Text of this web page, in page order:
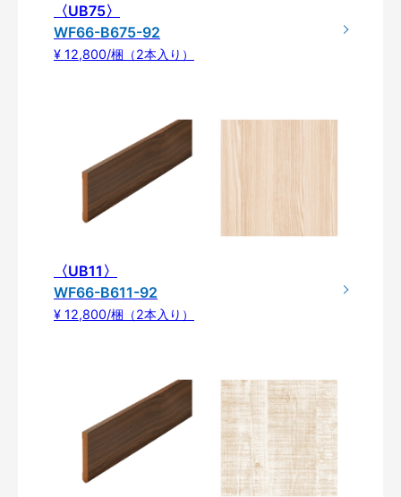
〈UB75〉
WF66-B675-92
¥ 12,800/梱（2本入り）
〈UB11〉
WF66-B611-92
¥ 12,800/梱（2本入り）